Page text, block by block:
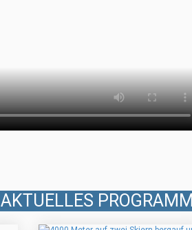
AKTUELLES PROGRAMM